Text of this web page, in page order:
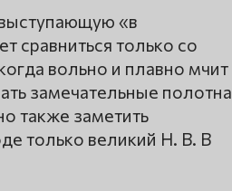
«в
сравниться только со
вольно и плавно мчит
замечательные полотна
также заметить
только великий Н. В. В